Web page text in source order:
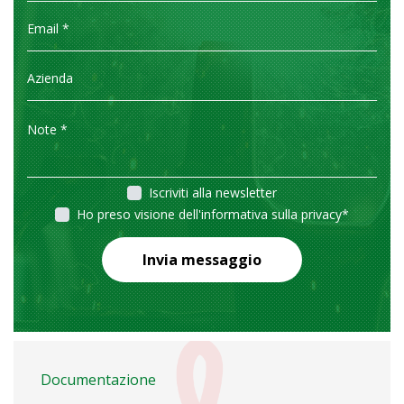
Iscriviti alla newsletter
Ho preso visione dell'informativa sulla privacy*
Invia messaggio
Documentazione